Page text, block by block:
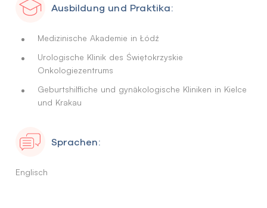
Ausbildung und Praktika:
Medizinische Akademie in Łódź
Urologische Klinik des Świętokrzyskie
Onkologiezentrums
Geburtshilfliche und gynäkologische Kliniken in Kielce
und Krakau
Sprachen:
Englisch